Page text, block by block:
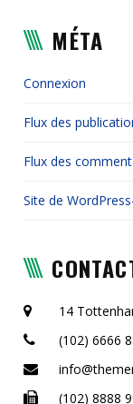
MÉTA
Connexion
Flux des
Flux des
Site de
14
(102) 6666
(102) 8888